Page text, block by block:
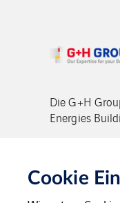
Die G+H
Energies
Cookie